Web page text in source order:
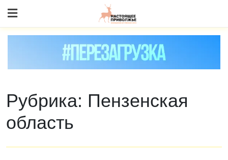
to content
Рубрика: Пензенская
область